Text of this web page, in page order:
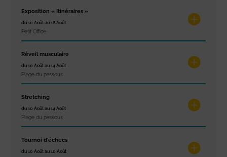
Exposition « Itinéraires »
du 10 Août au 16 Août
Petit Office
Réveil musculaire
du 10 Août au 14 Août
Plage du passous
Stretching
du 10 Août au 14 Août
Plage du passous
Tournoi d’échecs
du 10 Août au 10 Août